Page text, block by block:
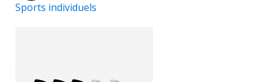
Sports individuels